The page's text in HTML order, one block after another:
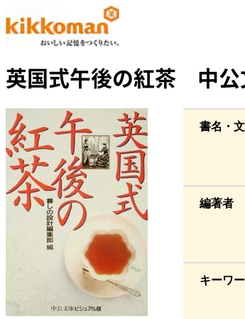
英国式午後の紅茶 中公
書名・
編著者
キーワ